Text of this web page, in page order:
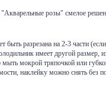
розы" смелое
быть разрезана на 2-3 части
имеет другой размер,
мыть мокрой тряпочкой или
наклейку можно снять без